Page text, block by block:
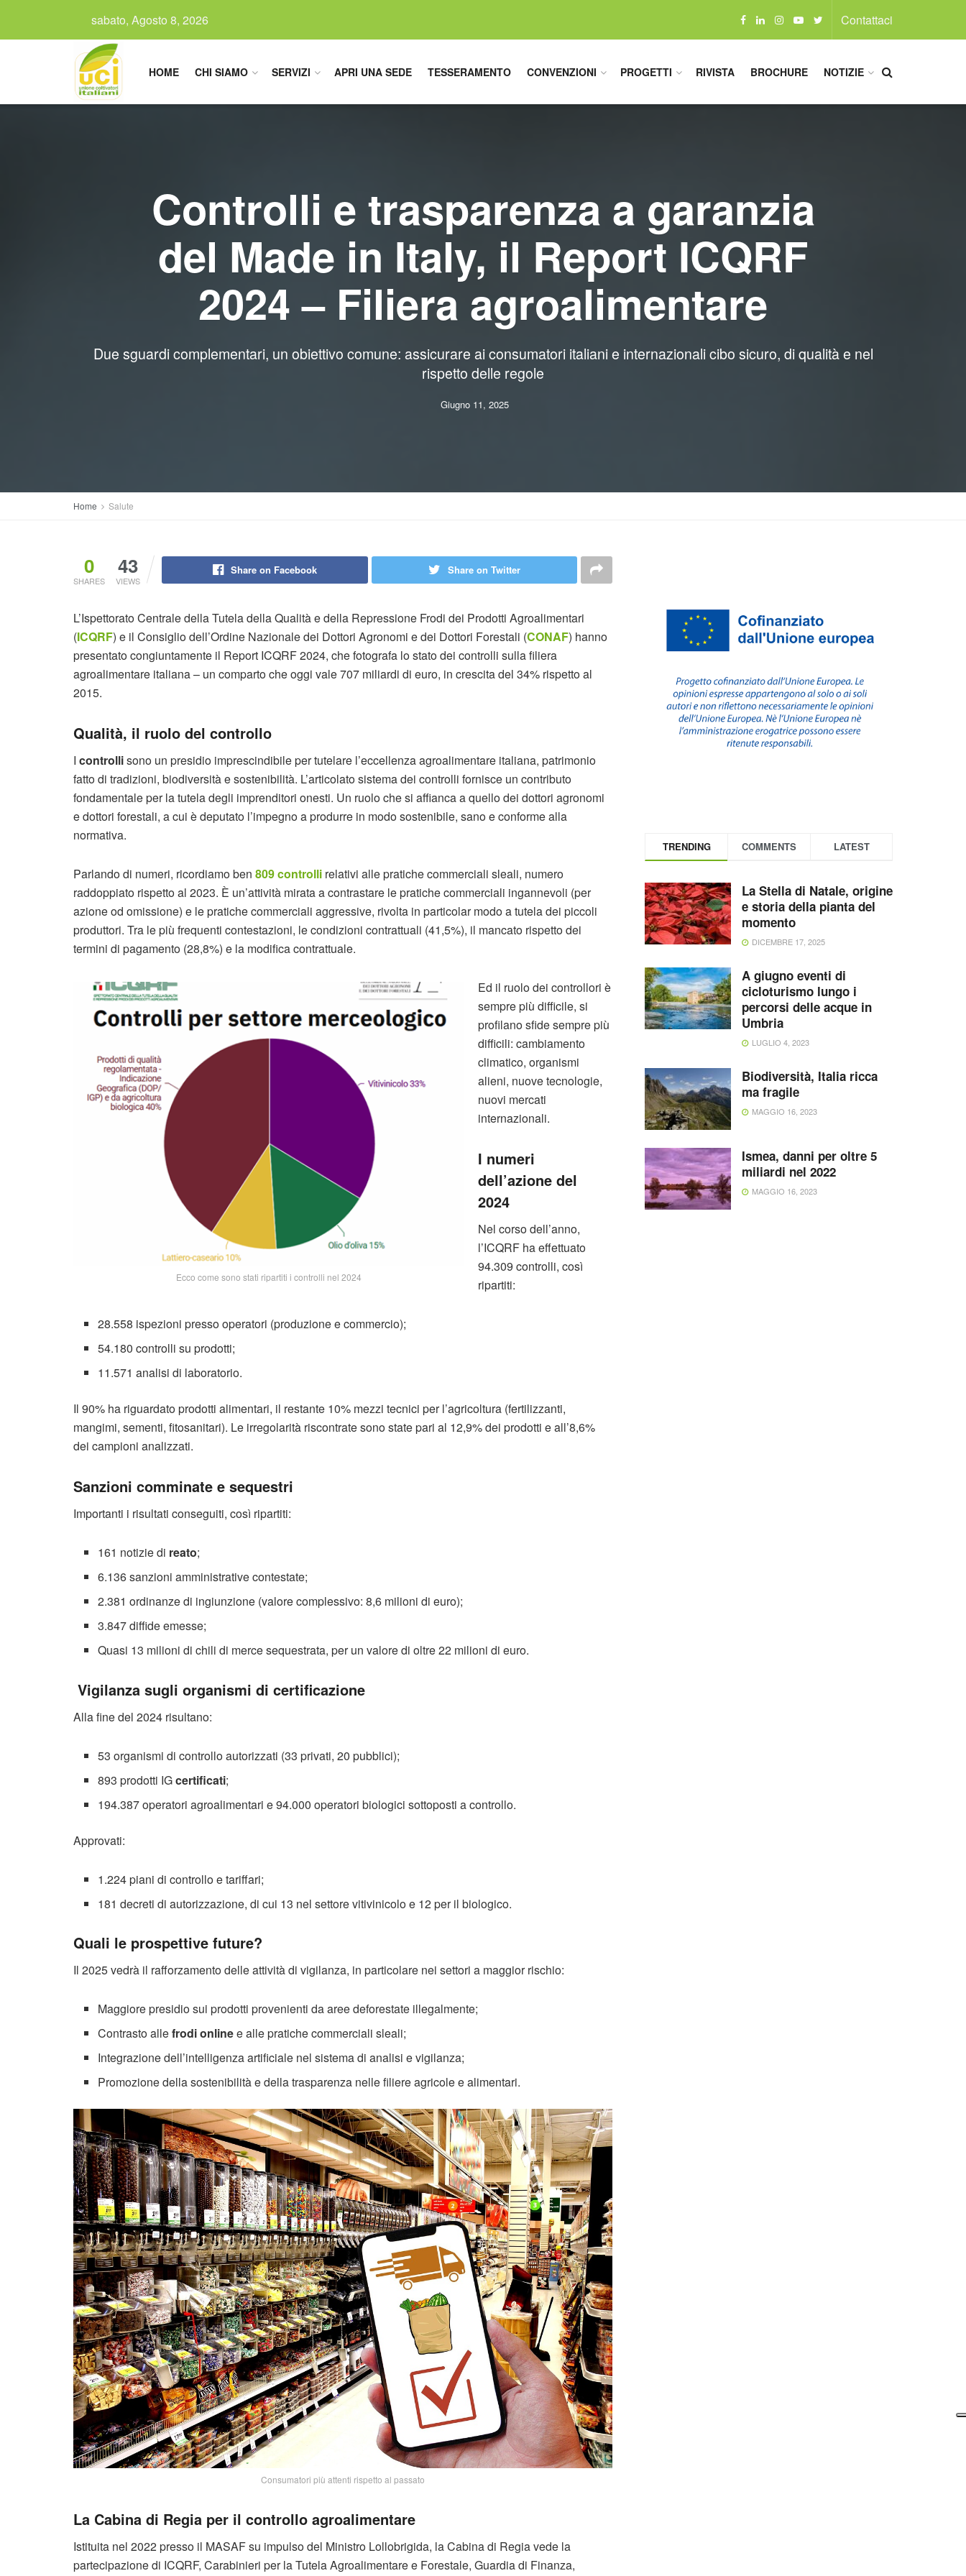
sabato, Agosto 8, 2026 Contattaci
HOME CHI SIAMO SERVIZI APRI UNA SEDE TESSERAMENTO CONVENZIONI PROGETTI RIVISTA BROCHURE NOTIZIE
Controlli e trasparenza a garanzia
del Made in Italy, il Report ICQRF
2024 – Filiera agroalimentare
Due sguardi complementari, un obiettivo comune: assicurare ai consumatori italiani e internazionali cibo sicuro, di qualità e nel
rispetto delle regole
Giugno 11, 2025
Home Salute
0
SHARES
43
VIEWS
Share on Facebook Share on Twitter
L’Ispettorato Centrale della Tutela della Qualità e della Repressione Frodi dei Prodotti Agroalimentari
(ICQRF) e il Consiglio dell’Ordine Nazionale dei Dottori Agronomi e dei Dottori Forestali (CONAF) hanno
presentato congiuntamente il Report ICQRF 2024, che fotografa lo stato dei controlli sulla filiera
agroalimentare italiana – un comparto che oggi vale 707 miliardi di euro, in crescita del 34% rispetto al
2015.
Qualità, il ruolo del controllo
I controllisono un presidio imprescindibile per tutelare l’eccellenza agroalimentare italiana, patrimonio
fatto di tradizioni, biodiversità e sostenibilità. L’articolato sistema dei controlli fornisce un contributo
fondamentale per la tutela degli imprenditori onesti. Un ruolo che si affianca a quello dei dottori agronomi
e dottori forestali, a cui è deputato l’impegno a produrre in modo sostenibile, sano e conforme alla
normativa.
Parlando di numeri, ricordiamo ben 809 controlli relativi alle pratiche commerciali sleali, numero
raddoppiato rispetto al 2023. È un’attività mirata a contrastare le pratiche commerciali ingannevoli (per
azione od omissione) e le pratiche commerciali aggressive, rivolta in particolar modo a tutela dei piccoli
produttori. Tra le più frequenti contestazioni, le condizioni contrattuali (41,5%), il mancato rispetto dei
termini di pagamento (28,8%) e la modifica contrattuale.
Ecco come sono stati ripartiti i controlli nel 2024
Ed il ruolo dei controllori è
sempre più difficile, si
profilano sfide sempre più
difficili: cambiamento
climatico, organismi
alieni, nuove tecnologie,
nuovi mercati
internazionali.
I numeri
dell’azione del
2024
Nel corso dell’anno,
l’ICQRF ha effettuato
94.309 controlli, così
ripartiti:
28.558 ispezioni presso operatori (produzione e commercio);
54.180 controlli su prodotti;
11.571 analisi di laboratorio.
Il 90% ha riguardato prodotti alimentari, il restante 10% mezzi tecnici per l’agricoltura (fertilizzanti,
mangimi, sementi, fitosanitari). Le irregolarità riscontrate sono state pari al 12,9% dei prodotti e all’8,6%
dei campioni analizzati.
Sanzioni comminate e sequestri
Importanti i risultati conseguiti, così ripartiti:
161 notizie di reato;
6.136 sanzioni amministrative contestate;
2.381 ordinanze di ingiunzione (valore complessivo: 8,6 milioni di euro);
3.847 diffide emesse;
Quasi 13 milioni di chili di merce sequestrata, per un valore di oltre 22 milioni di euro.
Vigilanza sugli organismi di certificazione
Alla fine del 2024 risultano:
53 organismi di controllo autorizzati (33 privati, 20 pubblici);
893 prodotti IGcertificati;
194.387 operatori agroalimentari e 94.000 operatori biologici sottoposti a controllo.
Approvati:
1.224 piani di controllo e tariffari;
181 decreti di autorizzazione, di cui 13 nel settore vitivinicolo e 12 per il biologico.
Quali le prospettive future?
Il 2025 vedrà il rafforzamento delle attività di vigilanza, in particolare nei settori a maggior rischio:
Maggiore presidio sui prodotti provenienti da aree deforestate illegalmente;
Contrasto allefrodi onlinee alle pratiche commerciali sleali;
Integrazione dell’intelligenza artificiale nel sistema di analisi e vigilanza;
Promozione della sostenibilità e della trasparenza nelle filiere agricole e alimentari.
Consumatori più attenti rispetto al passato
La Cabina di Regia per il controllo agroalimentare
Istituita nel 2022 presso il MASAF su impulso del Ministro Lollobrigida, la Cabina di Regia vede la
partecipazione di ICQRF, Carabinieri per la Tutela Agroalimentare e Forestale, Guardia di Finanza,
TRENDING COMMENTS LATEST
La Stella di Natale, origine
e storia della pianta del
momento
DICEMBRE 17, 2025
A giugno eventi di
cicloturismo lungo i
percorsi delle acque in
Umbria
LUGLIO 4, 2023
Biodiversità, Italia ricca
ma fragile
MAGGIO 16, 2023
Ismea, danni per oltre 5
miliardi nel 2022
MAGGIO 16, 2023